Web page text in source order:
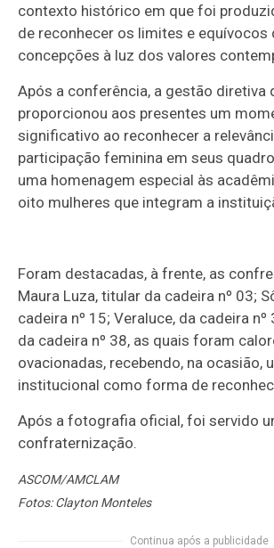
contexto histórico em que foi
de reconhecer os limites e equívocos
concepções à luz dos valores
Após a conferência, a gestão diretiva
proporcionou aos presentes um
significativo ao reconhecer a
participação feminina em seus
uma homenagem especial às
oito mulheres que integram a
Foram destacadas, à frente, as
Maura Luza, titular da cadeira nº 03;
cadeira nº 15; Veraluce, da cadeira nº
da cadeira nº 38, as quais foram
ovacionadas, recebendo, na ocasião,
institucional como forma de
Após a fotografia oficial, foi servido
confraternização.
ASCOM/AMCLAM
Fotos: Clayton Monteles
Continua após a publicidade